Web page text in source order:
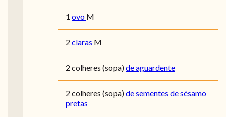
1 ovo M
2 claras M
2 colheres (sopa)de aguardente
2 colheres (sopa)de sementes de sésamo
pretas